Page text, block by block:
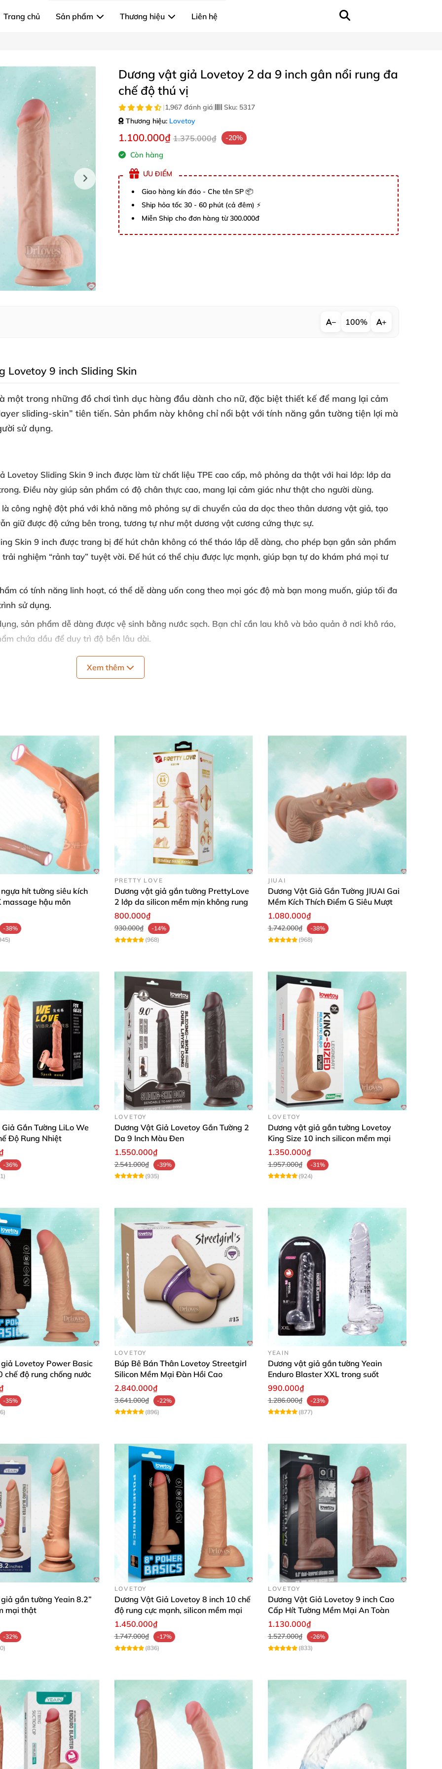
Trang chủ Sản phẩm Thương hiệu Liên hệ
Dương vật giả Lovetoy 2 da 9 inch gân nổi rung đa
chế độ thú vị
|1,967 đánh giá| Sku: 5317
Thương hiệu: Lovetoy
1.100.000₫ 1.375.000₫ -20%
Còn hàng
ƯU ĐIỂM
Giao hàng kín đáo - Che tên SP 📦
Ship hỏa tốc 30 - 60 phút (cả đêm) ⚡
Miễn Ship cho đơn hàng từ 300.000đ
− 100% +
Lovetoy 9 inch Sliding Skin
một trong những đồ chơi tình dục hàng đầu dành cho nữ, đặc biệt thiết kế để mang lại cảm
sliding-skin” tiên tiến. Sản phẩm này không chỉ nổi bật với tính năng gắn tường tiện lợi mà
sử dụng.
Lovetoy Sliding Skin 9 inch được làm từ chất liệu TPE cao cấp, mô phỏng da thật với hai lớp: lớp da
. Điều này giúp sản phẩm có độ chân thực cao, mang lại cảm giác như thật cho người dùng.
công nghệ đột phá với khả năng mô phỏng sự di chuyển của da dọc theo thân dương vật giả, tạo
giữđược độ cứng bên trong, tương tự như một dương vật cương cứng thực sự.
Skin 9 inch được trang bị đế hút chân không có thể tháo lắp dễ dàng, cho phép bạn gắn sản phẩm
nghiệm “rảnh tay” tuyệt vời. Đế hút có thể chịu được lực mạnh, giúp bạn tự do khám phá mọi tư
có tính năng linh hoạt, có thể dễ dàng uốn cong theo mọi góc độ mà bạn mong muốn, giúp tối đa
sử dụng.
, sản phẩm dễ dàng được vệ sinh bằng nước sạch. Bạn chỉ cần lau khô và bảo quản ở nơi khô ráo,
chứa dầu để duy trì độ bền lâu dài.
chân không mạnh mẽ.
tường tuyệt vời về mặt thiết kế mà còn mang đến trải nghiệm khoái cảm khó quên
. Sản phẩm
muốn nâng cao đời sống tình dục
với sự chân thựcvà chất lượng vượt trội.
9 inch ở đâu chính hãng , uy tín?
Lovetoy 9 inch chính hãng và chất lượng , hãy đến vớiDrLoves Shop– hệ thống cửa hàng
đồ
cấp
các sản phẩm chính hãng , an toànvà bảo mậttuyệt đối thông tin khách hàng
. Đặt hàng ngay
hàng gần nhất
để trải nghiệm những sản phẩm chất lượng cao và dịch vụ tư vấn tận tình.
Xem thêm
hít tường siêu kích
massage hậu môn
-38%
PRETTY LOVE
Dương vật giả gắn tường PrettyLove
2 lớp da silicon mềm mịn không rung
800.000₫
930.000₫
-14%
(968)
JIUAI
Dương Vật Giả Gắn Tường JIUAI Gai
Mềm Kích Thích Điểm G Siêu Mượt
1.080.000₫
1.742.000₫
-38%
(968)
Gắn Tường LiLo We
Độ Rung Nhiệt
-36%
LOVETOY
Dương Vật Giả Lovetoy Gắn Tường 2
Da 9 Inch Màu Đen
1.550.000₫
2.541.000₫
-39%
(935)
LOVETOY
Dương vật giả gắn tường Lovetoy
King Size 10 inch silicon mềm mại
1.350.000₫
1.957.000₫
-31%
(924)
Lovetoy Power Basic
chế độ rung chống nước
-35%
LOVETOY
Búp Bê Bán Thân Lovetoy Streetgirl
Silicon Mềm Mại Đàn Hồi Cao
2.840.000₫
3.641.000₫
-22%
(896)
YEAIN
Dương vật giả gắn tường Yeain
Enduro Blaster XXL trong suốt
990.000₫
1.286.000₫
-23%
(877)
gắn tường Yeain 8.2”
mại thật
-32%
LOVETOY
Dương Vật Giả Lovetoy 8 inch 10 chế
độ rung cực mạnh, silicon mềm mại
1.450.000₫
1.747.000₫
-17%
(836)
LOVETOY
Dương Vật Giả Lovetoy 9 inch Cao
Cấp Hít Tường Mềm Mại An Toàn
1.130.000₫
1.527.000₫
-26%
(833)